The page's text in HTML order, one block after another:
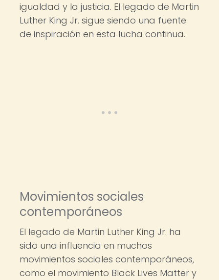
igualdad y la justicia. El legado de Martin
Luther King Jr. sigue siendo una fuente
de inspiración en esta lucha continua.
Movimientos sociales
contemporáneos
El legado de Martin Luther King Jr. ha
sido una influencia en muchos
movimientos sociales contemporáneos,
como el movimiento Black Lives Matter y